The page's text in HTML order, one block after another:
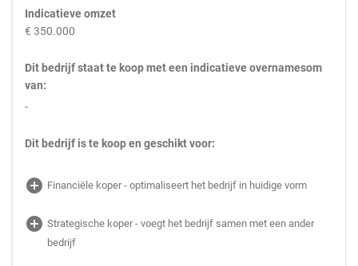
Indicatieve omzet
€ 350.000
Dit bedrijf staat te koop met een indicatieve overnamesom
van:
-
Dit bedrijf is te koop en geschikt voor:
add_circle Financiële koper - optimaliseert het bedrijf in huidige vorm
add_circle Strategische koper - voegt het bedrijf samen met een ander
bedrijf